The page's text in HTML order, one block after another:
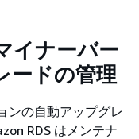
イナーバー
ードの管理
ンの自動アップグレ
RDS はメンテナ